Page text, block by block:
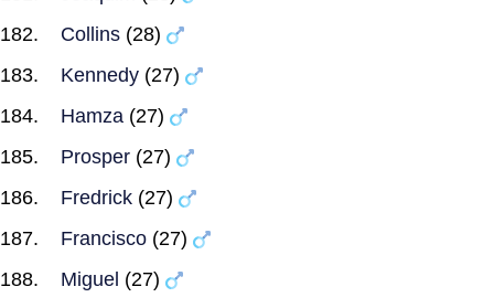
Collins (28)
Kennedy (27)
Hamza (27)
Prosper (27)
Fredrick (27)
Francisco (27)
Miguel (27)